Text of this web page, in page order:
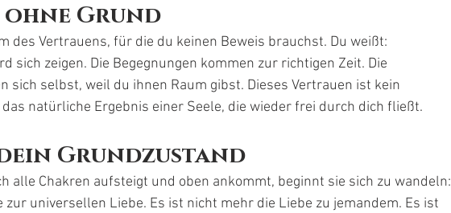
Grund
des Vertrauens, für die du keinen Beweis brauchst. Du weißt:
sich zeigen. Die Begegnungen kommen zur richtigen Zeit. Die
sich selbst, weil du ihnen Raum gibst. Dieses Vertrauen ist kein
natürliche Ergebnis einer Seele, die wieder frei durch dich fließt.
Grundzustand
alle Chakren aufsteigt und oben ankommt, beginnt sie sich zu wandeln:
universellen Liebe. Es ist nicht mehr die Liebe zu jemandem. Es ist